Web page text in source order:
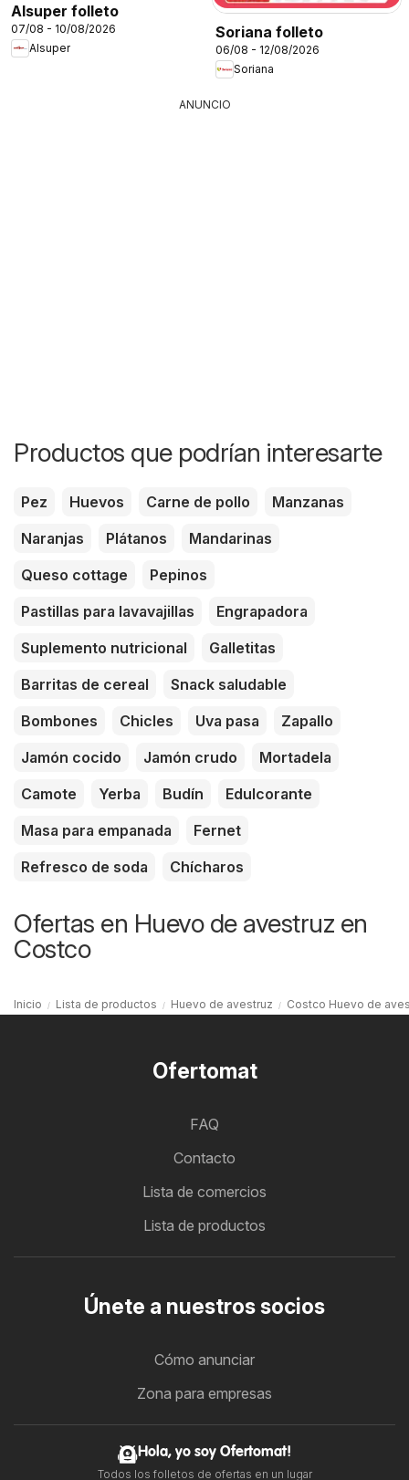
Alsuper folleto
07/08 - 10/08/2026
Alsuper
Soriana folleto
06/08 - 12/08/2026
Soriana
ANUNCIO
Productos que podrían interesarte
Pez Huevos Carne de pollo
Manzanas
Naranjas
Plátanos
Mandarinas
Queso cottage
Pepinos
Pastillas para lavavajillas
Engrapadora
Suplemento nutricional
Galletitas
Barritas de cereal
Snack saludable
Bombones
Chicles Uva pasa
Zapallo
Jamón cocido
Jamón crudo
Mortadela
Camote
Yerba Budín
Edulcorante
Masa para empanada
Fernet
Refresco de soda
Chícharos
Ofertas en Huevo de avestruz en
Costco
Inicio Lista de productos Huevo de avestruz Costco Huevo de
Ofertomat
FAQ
Contacto
Lista de comercios
Lista de productos
Únete a nuestros socios
Cómo anunciar
Zona para empresas
Hola, yo soy Ofertomat!
Todos los folletos de ofertas en un lugar